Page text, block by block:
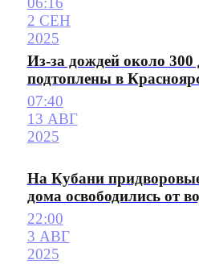
2 СЕН
2025
Из-за дождей около 300
подтоплены в
07:40
13 АВГ
2025
На Кубани
дома освободились от
22:00
3 АВГ
2025